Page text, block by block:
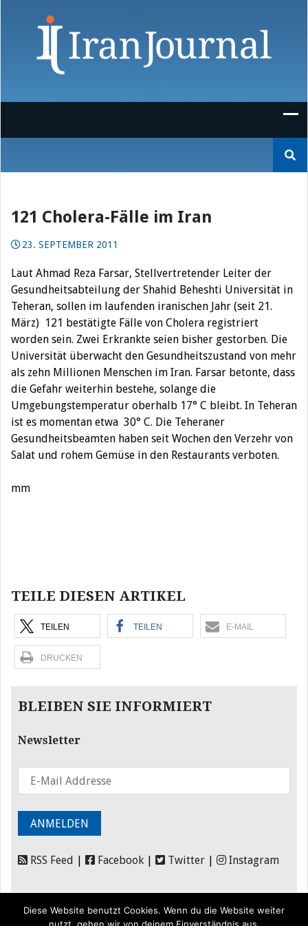
nach:
121 Cholera-Fälle im Iran
23. SEPTEMBER 2011
Laut Ahmad Reza Farsar, Stellvertretender Leiter der
Gesundheitsabteilung der Shahid Beheshti Universität in
Teheran, sollen im laufenden iranischen Jahr (seit 21.
März) 121 bestätigte Fälle von Cholera registriert
worden sein. Zwei Erkrankte seien bisher gestorben. Die
Universität überwacht den Gesundheitszustand von mehr
als zehn Millionen Menschen im Iran. Farsar betonte, dass
die Gefahr weiterhin bestehe, solange die
Umgebungstemperatur oberhalb 17° C bleibt. In Teheran
ist es momentan etwa 30° C. Die Teheraner
Gesundheitsbeamten haben seit Wochen den Verzehr von
Salat und rohem Gemüse in den Restaurants verboten.
mm
TEILE DIESEN ARTIKEL
TEILEN TEILEN E-MAIL
DRUCKEN
BLEIBEN SIE INFORMIERT
Newsletter
RSS Feed Facebook Twitter Instagram
Diese Website benutzt Cookies. Wenn du die Website weiter